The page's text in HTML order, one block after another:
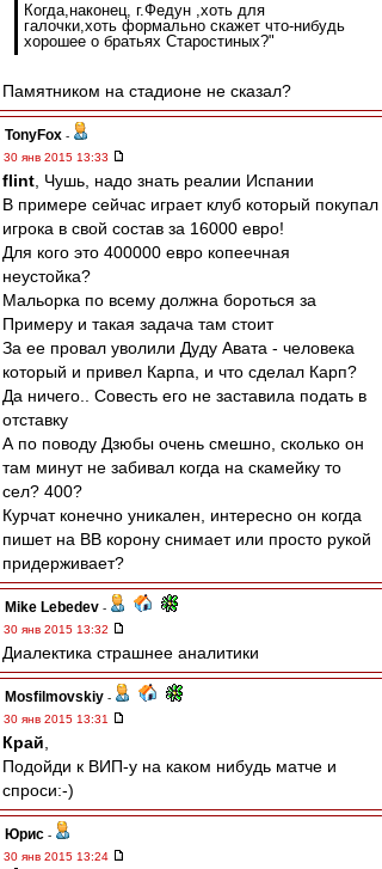
Когда,наконец, г.Федун ,хоть для
галочки,хоть формально скажет что-нибудь
хорошее о братьях Старостиных?"
Памятником на стадионе не сказал?
TonyFox -
30 янв 2015 13:33
flint , Чушь, надо знать реалии Испании
В примере сейчас играет клуб который покупал
игрока в свой состав за 16000 евро!
Для кого это 400000 евро копеечная
неустойка?
Мальорка по всему должна бороться за
Примеру и такая задача там стоит
За ее провал уволили Дуду Авата - человека
который и привел Карпа, и что сделал Карп?
Да ничего.. Совесть его не заставила подать в
отставку
А по поводу Дзюбы очень смешно, сколько он
там минут не забивал когда на скамейку то
сел? 400?
Курчат конечно уникален, интересно он когда
пишет на ВВ корону снимает или просто рукой
придерживает?
Mike Lebedev -
30 янв 2015 13:32
Диалектика страшнее аналитики
Mosfilmovskiy -
30 янв 2015 13:31
Край
Подойди к ВИП-у на каком нибудь матче и
спроси:-)
Юрис -
30 янв 2015 13:24